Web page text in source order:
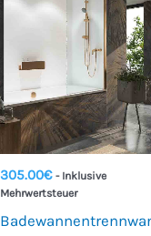
305.00€ - Inklusive
Mehrwertsteuer